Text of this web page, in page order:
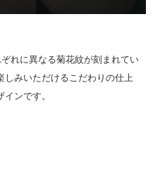
れに異なる菊花紋が刻まれてい
しみいただけるこだわりの仕上
ンです。